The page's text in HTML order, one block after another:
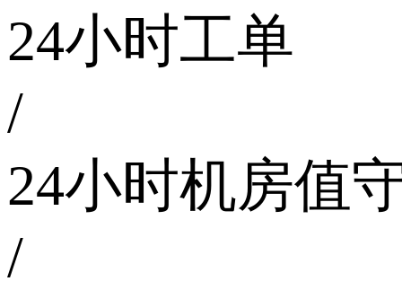
24小时工单
/
24小时机房值
/